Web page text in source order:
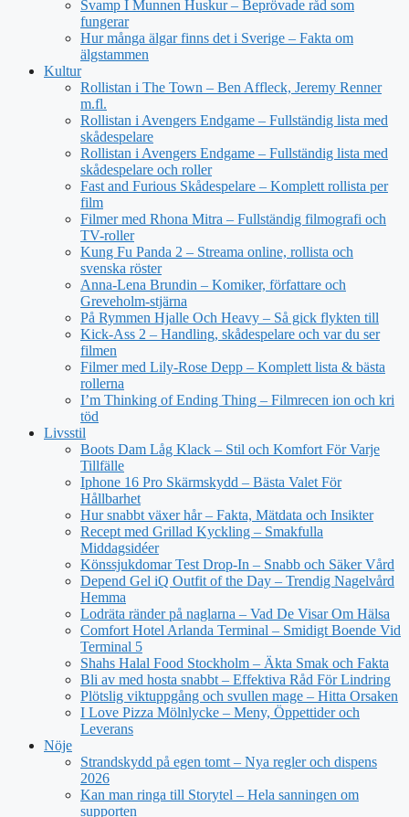
Svamp I Munnen Huskur – Beprövade råd som
fungerar
Hur många älgar finns det i Sverige – Fakta om
älgstammen
Kultur
Rollistan i The Town – Ben Affleck, Jeremy Renner
m.fl.
Rollistan i Avengers Endgame – Fullständig lista med
skådespelare
Rollistan i Avengers Endgame – Fullständig lista med
skådespelare och roller
Fast and Furious Skådespelare – Komplett rollista per
film
Filmer med Rhona Mitra – Fullständig filmografi och
TV-roller
Kung Fu Panda 2 – Streama online, rollista och
svenska röster
Anna-Lena Brundin – Komiker, författare och
Greveholm-stjärna
På Rymmen Hjalle Och Heavy – Så gick flykten till
Kick-Ass 2 – Handling, skådespelare och var du ser
filmen
Filmer med Lily-Rose Depp – Komplett lista & bästa
rollerna
I’m Thinking of Ending Thing – Filmrecen ion och kri
töd
Livsstil
Boots Dam Låg Klack – Stil och Komfort För Varje
Tillfälle
Iphone 16 Pro Skärmskydd – Bästa Valet För
Hållbarhet
Hur snabbt växer hår – Fakta, Mätdata och Insikter
Recept med Grillad Kyckling – Smakfulla
Middagsidéer
Könssjukdomar Test Drop-In – Snabb och Säker Vård
Depend Gel iQ Outfit of the Day – Trendig Nagelvård
Hemma
Lodräta ränder på naglarna – Vad De Visar Om Hälsa
Comfort Hotel Arlanda Terminal – Smidigt Boende Vid
Terminal 5
Shahs Halal Food Stockholm – Äkta Smak och Fakta
Bli av med hosta snabbt – Effektiva Råd För Lindring
Plötslig viktuppgång och svullen mage – Hitta Orsaken
I Love Pizza Mölnlycke – Meny, Öppettider och
Leverans
Nöje
Strandskydd på egen tomt – Nya regler och dispens
2026
Kan man ringa till Storytel – Hela sanningen om
supporten